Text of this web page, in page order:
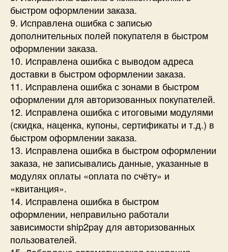
быстром оформлении заказа.
9. Исправлена ошибка с записью
дополнительных полей покупателя в быстром
оформлении заказа.
10. Исправлена ошибка с выводом адреса
доставки в быстром оформлении заказа.
11. Исправлена ошибка с зонами в быстром
оформлении для авторизованных покупателей.
12. Исправлена ошибка с итоговыми модулями
(скидка, наценка, купоны, сертификаты и т.д.) в
быстром оформлении заказа.
13. Исправлена ошибка в быстром оформлении
заказа, не записывались данные, указанные в
модулях оплаты «оплата по счёту» и
«квитанция».
14. Исправлена ошибка в быстром
оформлении, неправильно работали
зависимости ship2pay для авторизованных
пользователей.